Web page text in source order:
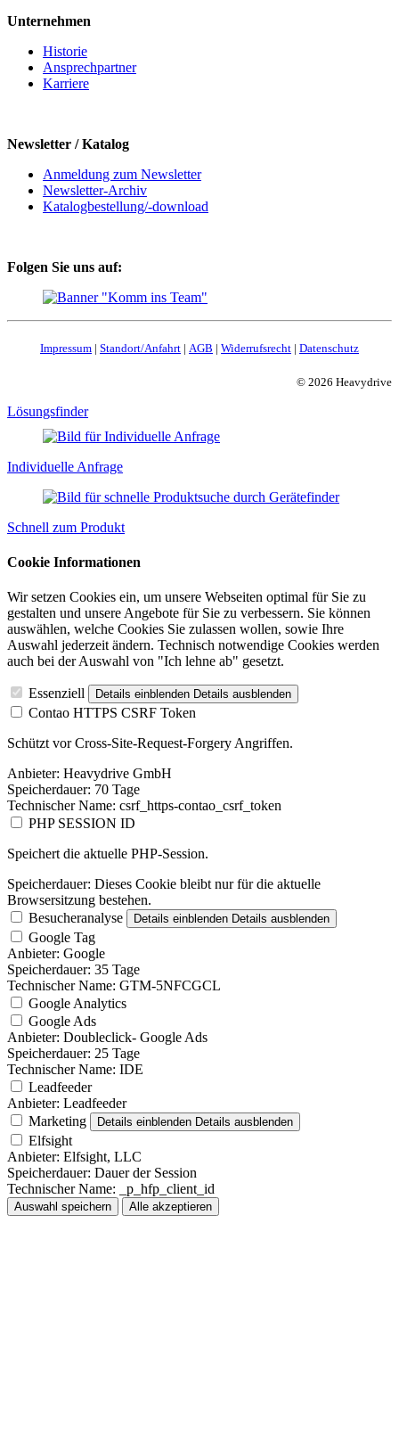
Unternehmen
Historie
Ansprechpartner
Karriere
Newsletter / Katalog
Anmeldung zum Newsletter
Newsletter-Archiv
Katalogbestellung/-download
Folgen Sie uns auf:
Impressum | Standort/Anfahrt | AGB | Widerrufsrecht | Datenschutz
© 2026 Heavydrive
Lösungsfinder
Individuelle Anfrage
Schnell zum Produkt
Cookie Informationen
Wir setzen Cookies ein, um unsere Webseiten optimal für Sie zu
gestalten und unsere Angebote für Sie zu verbessern. Sie können
auswählen, welche Cookies Sie zulassen wollen, sowie Ihre
Auswahl jederzeit ändern. Technisch notwendige Cookies werden
auch bei der Auswahl von "Ich lehne ab" gesetzt.
Essenziell Details einblenden Details ausblenden
Contao HTTPS CSRF Token
Schützt vor Cross-Site-Request-Forgery Angriffen.
Anbieter: Heavydrive GmbH
Speicherdauer: 70 Tage
Technischer Name: csrf_https-contao_csrf_token
PHP SESSION ID
Speichert die aktuelle PHP-Session.
Speicherdauer: Dieses Cookie bleibt nur für die aktuelle
Browsersitzung bestehen.
Besucheranalyse
Details einblenden Details ausblenden
Google Tag
Anbieter: Google
Speicherdauer: 35 Tage
Technischer Name: GTM-5NFCGCL
Google Analytics
Google Ads
Anbieter: Doubleclick- Google Ads
Speicherdauer: 25 Tage
Technischer Name: IDE
Leadfeeder
Anbieter: Leadfeeder
Marketing
Details einblenden Details ausblenden
Elfsight
Anbieter: Elfsight, LLC
Speicherdauer: Dauer der Session
Technischer Name: _p_hfp_client_id
Auswahl speichern Alle akzeptieren